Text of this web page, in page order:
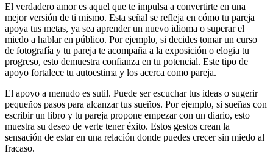
El verdadero amor es aquel que te impulsa a convertirte en una
mejor versión de ti mismo. Esta señal se refleja en cómo tu pareja
apoya tus metas, ya sea aprender un nuevo idioma o superar el
miedo a hablar en público. Por ejemplo, si decides tomar un curso
de fotografía y tu pareja te acompaña a la exposición o elogia tu
progreso, esto demuestra confianza en tu potencial. Este tipo de
apoyo fortalece tu autoestima y los acerca como pareja.
El apoyo a menudo es sutil. Puede ser escuchar tus ideas o sugerir
pequeños pasos para alcanzar tus sueños. Por ejemplo, si sueñas con
escribir un libro y tu pareja propone empezar con un diario, esto
muestra su deseo de verte tener éxito. Estos gestos crean la
sensación de estar en una relación donde puedes crecer sin miedo al
fracaso.